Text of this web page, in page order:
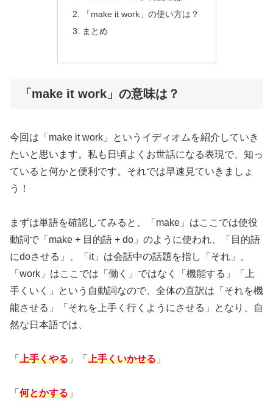
「make it work」の使い方は？
まとめ
「make it work」の意味は？
今回は「make it work」というイディオムを紹介していき
たいと思います。私も日頃よくお世話になる表現で、知っ
ていると何かと便利です。それでは早速見ていきましょ
う！
まずは単語を確認してみると、「make」はここでは使役
動詞で「make + 目的語 + do」のように使われ、「目的語
にdoさせる」、「it」は会話中の話題を指し「それ」、
「work」はここでは「働く」ではなく「機能する」「上
手くいく」という自動詞なので、全体の直訳は「それを機
能させる」「それを上手く行くようにさせる」となり、自
然な日本語では、
「 上手くやる 」「 上手くいかせる 」
「 何とかする 」